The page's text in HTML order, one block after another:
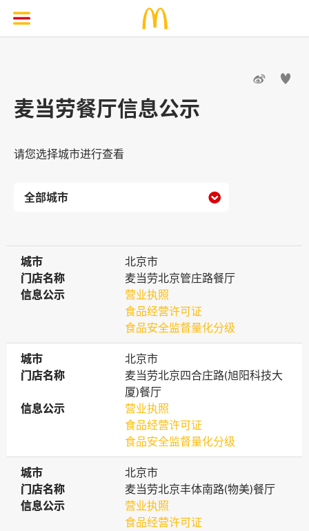
 
麦当劳餐厅信息公示
请您选择城市进行查看

城市
城市
北京市
门店名称
门店名称
麦当劳北京管庄路餐厅
信息公示
信息公示
营业执照
食品经营许可证
食品安全监督量化分级
城市
城市
北京市
门店名称
门店名称
麦当劳北京四合庄路(旭阳科技大
厦)餐厅
信息公示
信息公示
营业执照
食品经营许可证
食品安全监督量化分级
城市
城市
北京市
门店名称
门店名称
麦当劳北京丰体南路(物美)餐厅
信息公示
信息公示
营业执照
食品经营许可证